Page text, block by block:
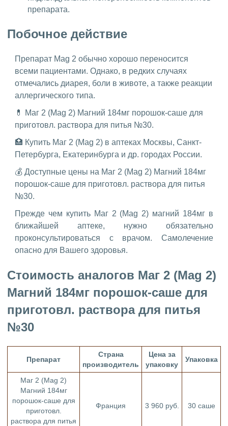
препарата.
Побочное действие
Препарат Mag 2 обычно хорошо переносится
всеми пациентами. Однако, в редких случаях
отмечались диарея, боли в животе, а также реакции
аллергического типа.
💊 Маг 2 (Mag 2) Магний 184мг порошок-саше для
приготовл. раствора для питья №30.
🏥 Купить Маг 2 (Mag 2) в аптеках Москвы, Санкт-
Петербурга, Екатеринбурга и др. городах России.
💰 Доступные цены на Маг 2 (Mag 2) Магний 184мг
порошок-саше для приготовл. раствора для питья
№30.
Прежде чем купить Маг 2 (Mag 2) магний 184мг в
ближайшей аптеке, нужно обязательно
проконсультироваться с врачом. Самолечение
опасно для Вашего здоровья.
Стоимость аналогов Маг 2 (Mag 2)
Магний 184мг порошок-саше для
приготовл. раствора для питья
№30
Препарат
Страна
производитель
Цена за
упаковку
Упаковка
Маг 2 (Mag 2)
Магний 184мг
порошок-саше для
приготовл.
раствора для питья
Франция 3 960 руб. 30 саше